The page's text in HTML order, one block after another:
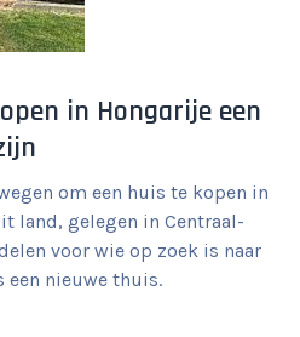
in Hongarije een
om een huis te kopen in
land, gelegen in Centraal-
voor wie op zoek is naar
een nieuwe thuis.